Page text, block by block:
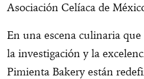
Asociación Celíaca de
En una escena culinaria
la investigación y la
Pimienta Bakery están